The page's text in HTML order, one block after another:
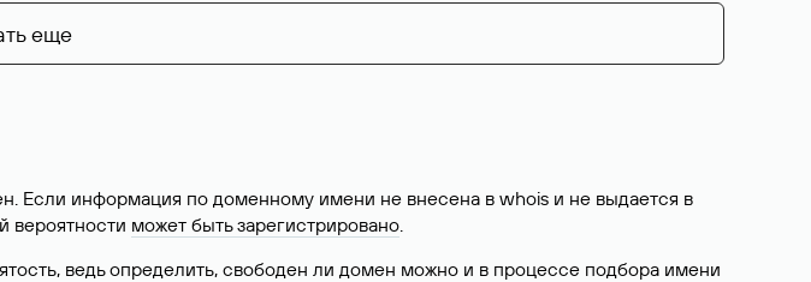
еще
Если информация по доменному имени не внесена в whois и не выдается в
вероятности может быть зарегистрировано.
ведь определить, свободен ли домен можно и в процессе подбора имени